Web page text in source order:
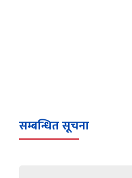
सम्बन्धित सूचना